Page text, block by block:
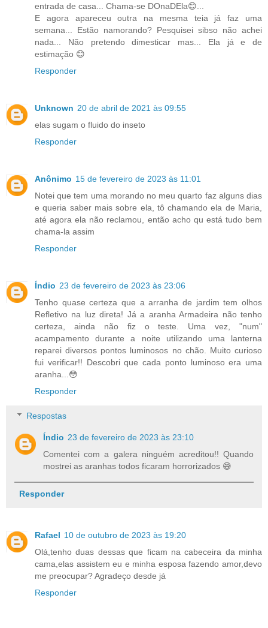
entrada de casa... Chama-se DOnaDEla😊...
E agora apareceu outra na mesma teia já faz uma
semana... Estão namorando? Pesquisei sibso não achei
nada... Não pretendo dimesticar mas... Ela já e de
estimação 😊
Responder
Unknown 20 de abril de 2021 às 09:55
elas sugam o fluido do inseto
Responder
Anônimo 15 de fevereiro de 2023 às 11:01
Notei que tem uma morando no meu quarto faz alguns dias
e queria saber mais sobre ela, tô chamando ela de Maria,
até agora ela não reclamou, então acho qu está tudo bem
chama-la assim
Responder
Índio 23 de fevereiro de 2023 às 23:06
Tenho quase certeza que a arranha de jardim tem olhos
Refletivo na luz direta! Já a aranha Armadeira não tenho
certeza, ainda não fiz o teste. Uma vez, "num"
acampamento durante a noite utilizando uma lanterna
reparei diversos pontos luminosos no chão. Muito curioso
fui verificar!! Descobri que cada ponto luminoso era uma
aranha...😳
Responder
Respostas
Índio 23 de fevereiro de 2023 às 23:10
Comentei com a galera ninguém acreditou!! Quando
mostrei as aranhas todos ficaram horrorizados 😅
Responder
Rafael 10 de outubro de 2023 às 19:20
Olá,tenho duas dessas que ficam na cabeceira da minha
cama,elas assistem eu e minha esposa fazendo amor,devo
me preocupar? Agradeço desde já
Responder